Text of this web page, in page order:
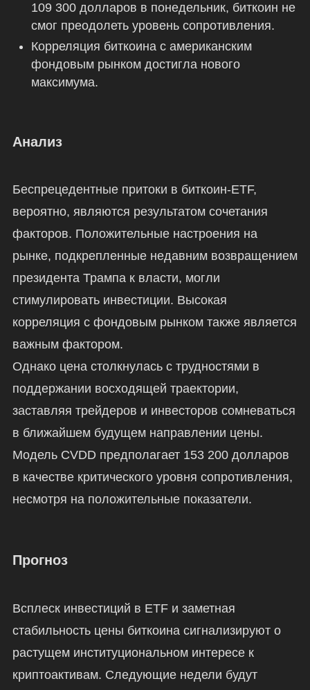
109 300 долларов в понедельник, биткоин не
смог преодолеть уровень сопротивления.
Корреляция биткоина с американским
фондовым рынком достигла нового
максимума.
Анализ
Беспрецедентные притоки в биткоин-ETF,
вероятно, являются результатом сочетания
факторов. Положительные настроения на
рынке, подкрепленные недавним возвращением
президента Трампа к власти, могли
стимулировать инвестиции. Высокая
корреляция с фондовым рынком также является
важным фактором.
Однако цена столкнулась с трудностями в
поддержании восходящей траектории,
заставляя трейдеров и инвесторов сомневаться
в ближайшем будущем направлении цены.
Модель CVDD предполагает 153 200 долларов
в качестве критического уровня сопротивления,
несмотря на положительные показатели.
Прогноз
Всплеск инвестиций в ETF и заметная
стабильность цены биткоина сигнализируют о
растущем институциональном интересе к
криптоактивам. Следующие недели будут